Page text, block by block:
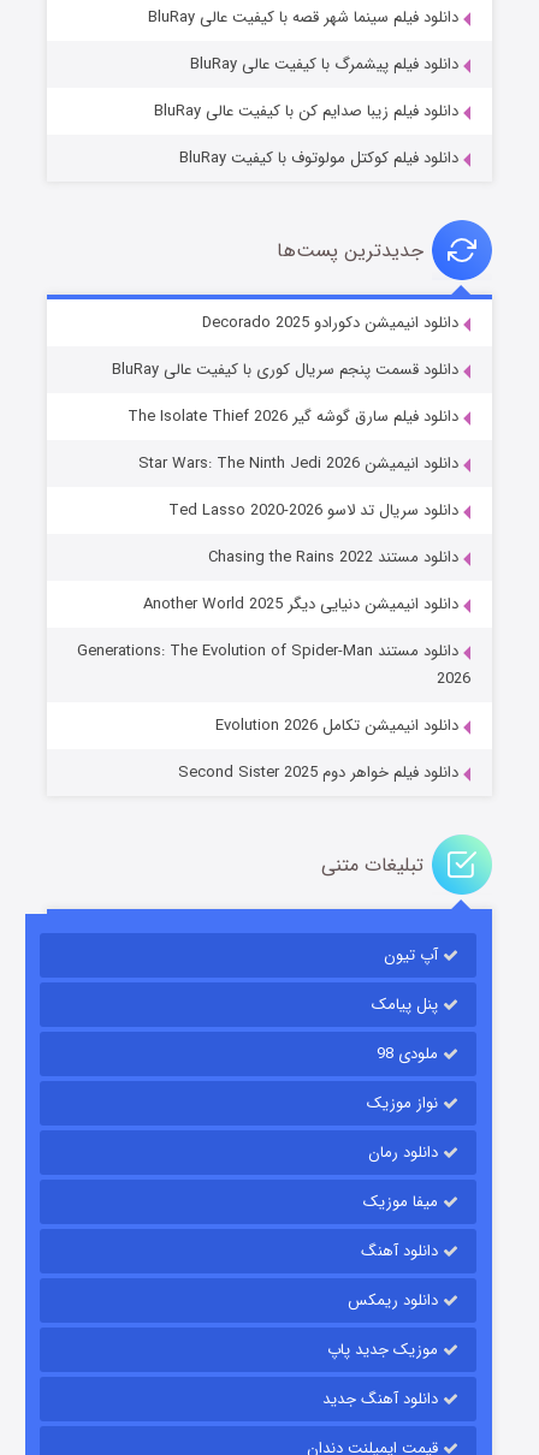
خاندان اژدها فصل ۳
جادوگری در مغولستان
قسمت۱۴ (زیرنویس) منتشر شد
باب اسفنجی فصل ۱۷
قسمت۶ (زیرنویس) منتشر شد
قسمت۱۵ (دوبله) منتشر شد
دانلود فیلم سینما شهر قصه با کیفیت عالی BluRay
دانلود فیلم پیشمرگ با کیفیت عالی BluRay
دانلود فیلم زیبا صدایم کن با کیفیت عالی BluRay
دانلود فیلم کوکتل مولوتوف با کیفیت BluRay
جدیدترین پست‌ها
دانلود انیمیشن دکورادو Decorado 2025
دانلود قسمت پنجم سریال کوری با کیفیت عالی BluRay
دانلود فیلم سارق گوشه گیر The Isolate Thief 2026
دانلود انیمیشن Star Wars: The Ninth Jedi 2026
دانلود سریال تد لاسو Ted Lasso 2020-2026
دانلود مستند Chasing the Rains 2022
دانلود انیمیشن دنیایی دیگر Another World 2025
دانلود مستند Generations: The Evolution of Spider-Man
2026
دانلود انیمیشن تکامل Evolution 2026
دانلود فیلم خواهر دوم Second Sister 2025
تبلیغات متنی
آپ تیون
پنل پیامک
ملودی 98
نواز موزیک
دانلود رمان
میفا موزیک
دانلود آهنگ
دانلود ریمکس
موزیک جدید پاپ
دانلود آهنگ جدید
قیمت ایمپلنت دندان